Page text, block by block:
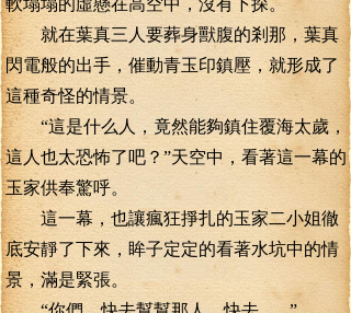
軟塌塌的虛懸在高空中，沒有下探。
就在葉真三人要葬身獸腹的剎那，葉真
閃電般的出手，催動青玉印鎮壓，就形成了
這種奇怪的情景。
“這是什么人，竟然能夠鎮住覆海太歲，
這人也太恐怖了吧？”天空中，看著這一幕的
玉家供奉驚呼。
這一幕，也讓瘋狂掙扎的玉家二小姐徹
底安靜了下來，眸子定定的看著水坑中的情
景，滿是緊張。